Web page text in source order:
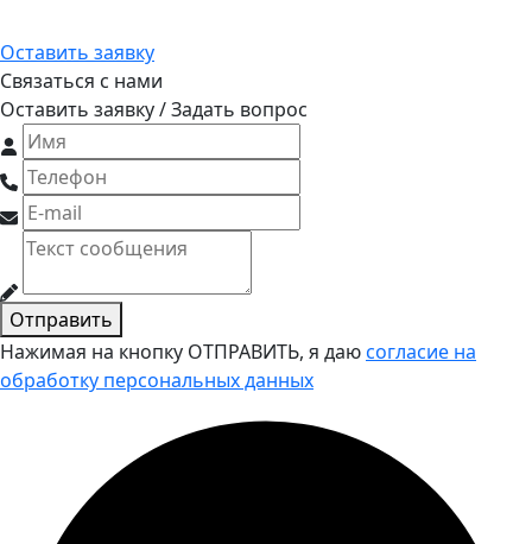
Оставить заявку
Связаться с нами
Оставить заявку / Задать вопрос
Отправить
Нажимая на кнопку ОТПРАВИТЬ, я даюсогласие на
обработку персональных данных